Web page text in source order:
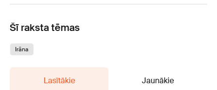
Šī raksta tēmas
Irāna
Lasītākie Jaunākie